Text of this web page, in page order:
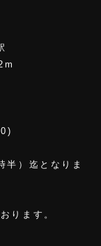
半）迄となりま
ります。